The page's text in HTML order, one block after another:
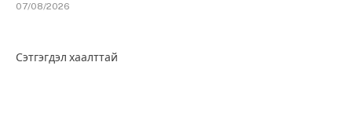
07/08/2026
Сэтгэгдэл хаалттай